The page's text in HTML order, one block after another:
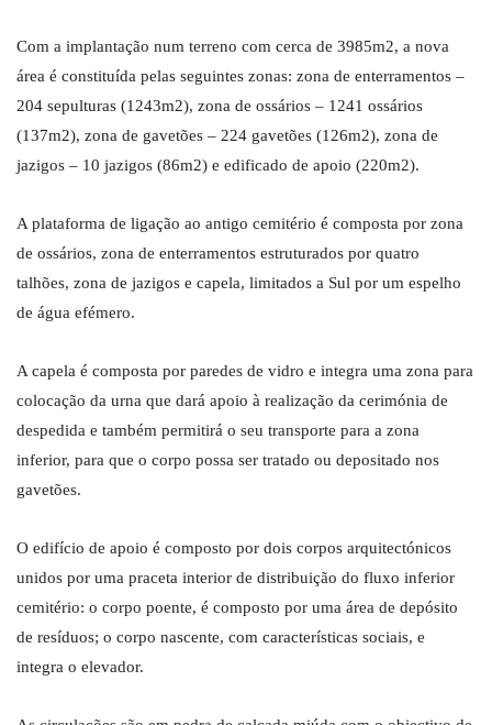
Com a implantação num terreno com cerca de 3985m2, a nova
área é constituída pelas seguintes zonas: zona de enterramentos –
204 sepulturas (1243m2), zona de ossários – 1241 ossários
(137m2), zona de gavetões – 224 gavetões (126m2), zona de
jazigos – 10 jazigos (86m2) e edificado de apoio (220m2).
A plataforma de ligação ao antigo cemitério é composta por zona
de ossários, zona de enterramentos estruturados por quatro
talhões, zona de jazigos e capela, limitados a Sul por um espelho
de água efémero.
A capela é composta por paredes de vidro e integra uma zona para
colocação da urna que dará apoio à realização da cerimónia de
despedida e também permitirá o seu transporte para a zona
inferior, para que o corpo possa ser tratado ou depositado nos
gavetões.
O edifício de apoio é composto por dois corpos arquitectónicos
unidos por uma praceta interior de distribuição do fluxo inferior
cemitério: o corpo poente, é composto por uma área de depósito
de resíduos; o corpo nascente, com características sociais, e
integra o elevador.